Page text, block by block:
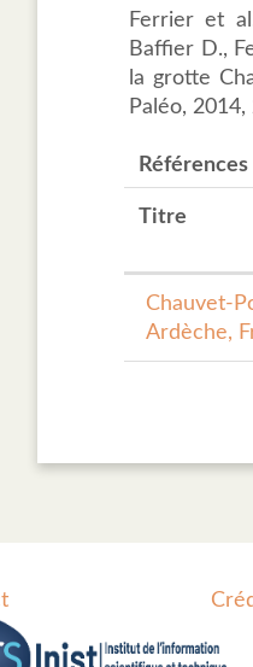
Ferrier et
Baffier D.,
la grotte
Paléo,
Références
Titre
Chauvet-
Ardèche,